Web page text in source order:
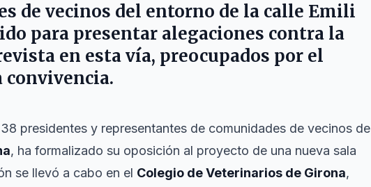
de vecinos del entorno de la calle Emili
para presentar alegaciones contra la
en esta vía, preocupados por el
convivencia.
presidentes y representantes de comunidades de vecinos de
, ha formalizado su oposición al proyecto de una nueva sala
se llevó a cabo en el Colegio de Veterinarios de Girona,